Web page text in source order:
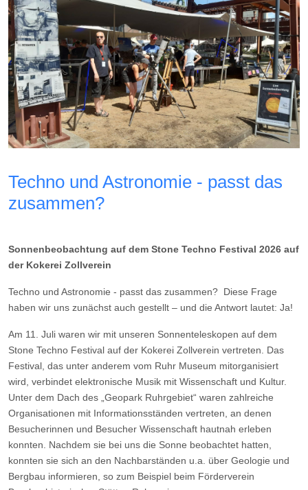
Techno und Astronomie - passt das
zusammen?
Sonnenbeobachtung auf dem Stone Techno Festival 2026 auf
der Kokerei Zollverein
Techno und Astronomie - passt das zusammen? Diese Frage
haben wir uns zunächst auch gestellt – und die Antwort lautet: Ja!
Am 11. Juli waren wir mit unseren Sonnenteleskopen auf dem
Stone Techno Festival auf der Kokerei Zollverein vertreten. Das
Festival, das unter anderem vom Ruhr Museum mitorganisiert
wird, verbindet elektronische Musik mit Wissenschaft und Kultur.
Unter dem Dach des „Geopark Ruhrgebiet“ waren zahlreiche
Organisationen mit Informationsständen vertreten, an denen
Besucherinnen und Besucher Wissenschaft hautnah erleben
konnten. Nachdem sie bei uns die Sonne beobachtet hatten,
konnten sie sich an den Nachbarständen u.a. über Geologie und
Bergbau informieren, so zum Beispiel beim Förderverein